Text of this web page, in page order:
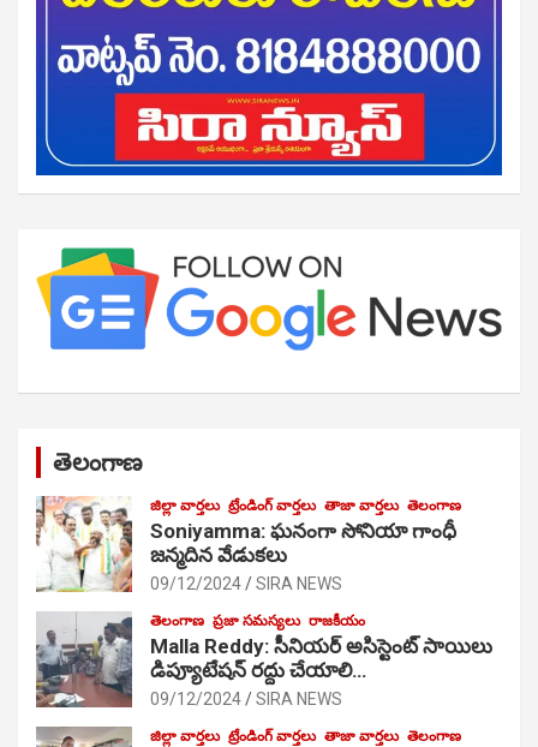
తెలంగాణ
జిల్లా వార్తలు ట్రేండింగ్ వార్తలు తాజా వార్తలు తెలంగాణ
Soniyamma: ఘ‌నంగా సోనియా గాంధీ
జ‌న్మ‌దిన వేడుక‌లు
09/12/2024 SIRA NEWS
తెలంగాణ ప్రజా సమస్యలు రాజకీయం
Malla Reddy: సీనియర్ అసిస్టెంట్ సాయిలు
డిప్యూటేషన్ రద్దు చేయాలి…
09/12/2024 SIRA NEWS
జిల్లా వార్తలు ట్రేండింగ్ వార్తలు తాజా వార్తలు తెలంగాణ